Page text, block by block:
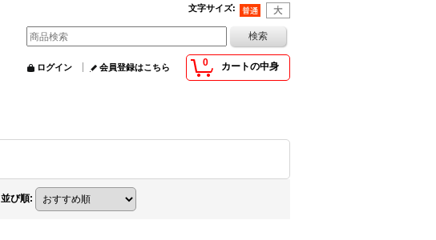
文字サイズ:
0 カートの中身
ログイン 会員登録はこちら
並び順: